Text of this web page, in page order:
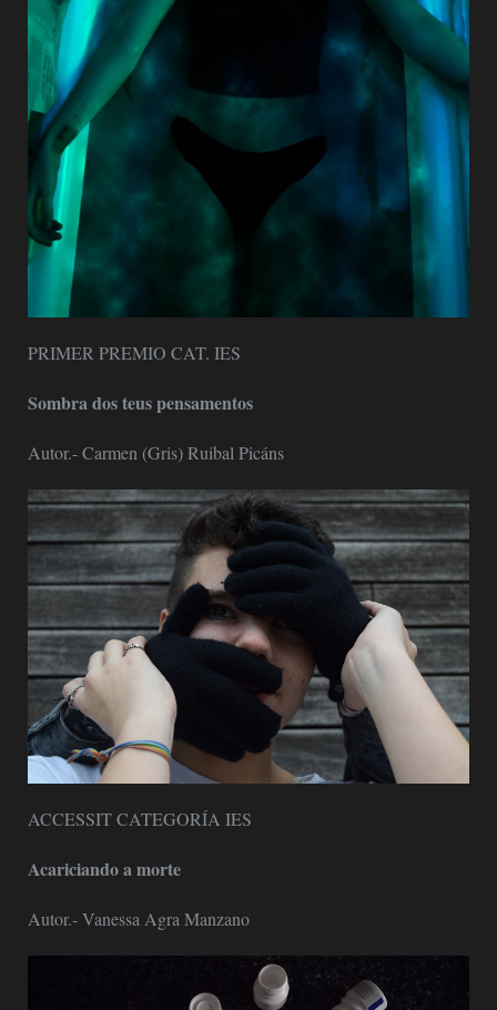
PRIMER PREMIO CAT. IES
Sombra dos teus pensamentos
Autor.- Carmen (Gris) Ruibal Picáns
ACCESSIT CATEGORÍA IES
Acariciando a morte
Autor.- Vanessa Agra Manzano